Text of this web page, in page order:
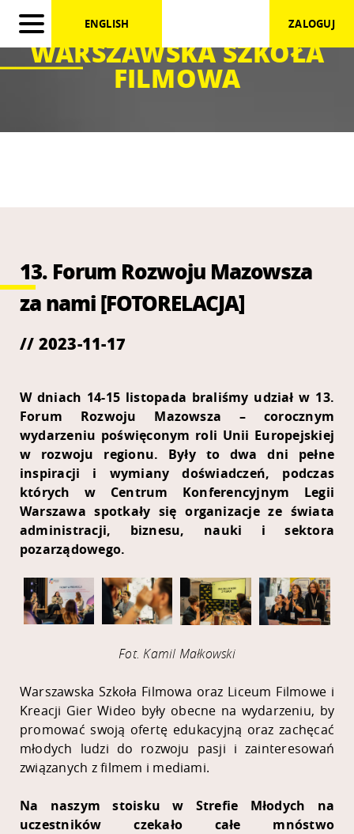
WARSZAWSKA SZKOŁA
FILMOWA
ENGLISH ZALOGUJ
13. Forum Rozwoju Mazowsza
za nami [FOTORELACJA]
// 2023-11-17
W dniach 14-15 listopada braliśmy udział w 13.
Forum Rozwoju Mazowsza – corocznym
wydarzeniu poświęconym roli Unii Europejskiej
w rozwoju regionu. Były to dwa dni pełne
inspiracji i wymiany doświadczeń, podczas
których w Centrum Konferencyjnym Legii
Warszawa spotkały się organizacje ze świata
administracji, biznesu, nauki i sektora
pozarządowego.
Fot. Kamil Małkowski
Warszawska Szkoła Filmowa oraz Liceum Filmowe i
Kreacji Gier Wideo były obecne na wydarzeniu, by
promować swoją ofertę edukacyjną oraz zachęcać
młodych ludzi do rozwoju pasji i zainteresowań
związanych z filmem i mediami.
Na naszym stoisku w Strefie Młodych na
uczestników czekało całe mnóstwo